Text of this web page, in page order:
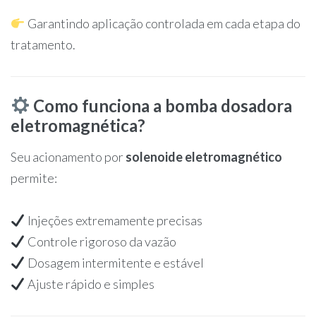
Garantindo aplicação controlada em cada etapa do
tratamento.
Como funciona a bomba dosadora
eletromagnética?
Seu acionamento porsolenoide eletromagnético
permite:
Injeções extremamente precisas
Controle rigoroso da vazão
Dosagem intermitente e estável
Ajuste rápido e simples